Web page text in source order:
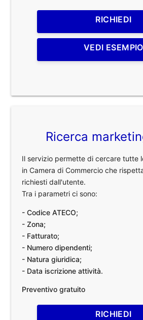
RICHIEDI
VEDI ESEMPIO
Ricerca
Il servizio permette di cercare tutte
in Camera di Commercio che
richiesti dall'utente.
Tra i parametri ci sono:
- Codice ATECO;
- Zona;
- Fatturato;
- Numero dipendenti;
- Natura giuridica;
- Data iscrizione attività.
Preventivo gratuito
RICHIEDI